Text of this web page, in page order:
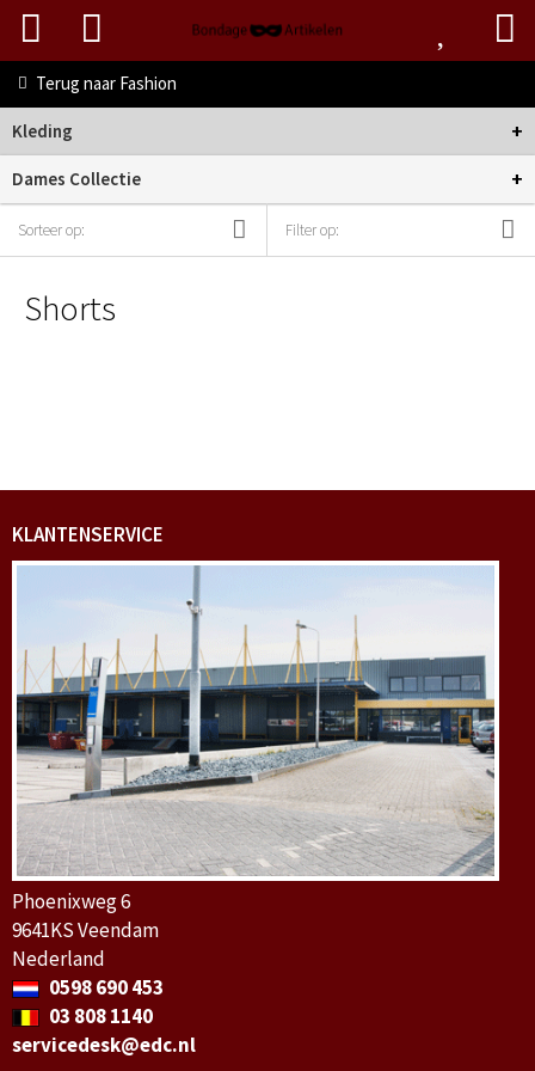
Terug naar Fashion
Kleding +
Dames Collectie +
Sorteer op: Filter op:
Shorts
KLANTENSERVICE
Phoenixweg 6
9641KS Veendam
Nederland
0598 690 453
03 808 1140
servicedesk@edc.nl